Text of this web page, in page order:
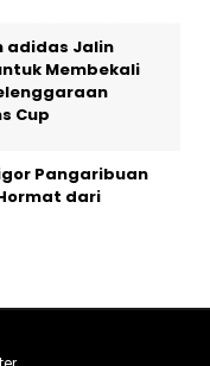
adidas Jalin
Membekali
Cup
Pangaribuan
dari